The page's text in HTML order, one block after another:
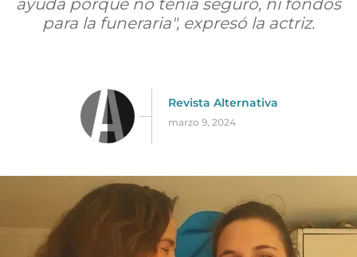
ayuda porque no tenía seguro, ni fondos
para la funeraria", expresó la actriz.
Revista Alternativa
marzo 9, 2024